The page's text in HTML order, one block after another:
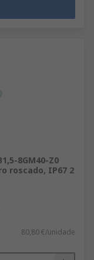
8GM40-Z0
roscado, IP67 2
80,80 €/unidade